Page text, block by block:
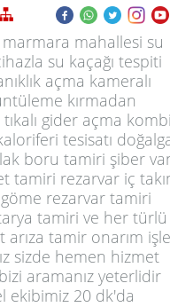
mahallesi su
su kaçağı tespiti
açma kameralı
kırmadan
gider açma kombi
tesisatı
boru tamiri şiber
tamiri rezarvar iç
rezarvar tamiri
tamiri ve her türlü
arıza tamir onarım
sizde hemen hizmet
aramanız yeterlidir
ekibimiz 20 dk'da